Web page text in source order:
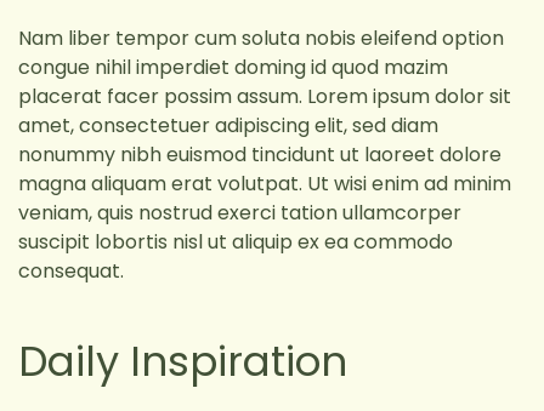
Nam liber tempor cum soluta nobis eleifend option
congue nihil imperdiet doming id quod mazim
placerat facer possim assum. Lorem ipsum dolor sit
amet, consectetuer adipiscing elit, sed diam
nonummy nibh euismod tincidunt ut laoreet dolore
magna aliquam erat volutpat. Ut wisi enim ad minim
veniam, quis nostrud exerci tation ullamcorper
suscipit lobortis nisl ut aliquip ex ea commodo
consequat.
Daily Inspiration